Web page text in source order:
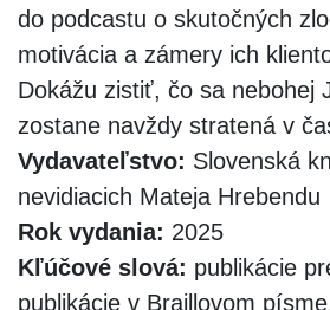
do podcastu o skutočných
motivácia a zámery ich
Dokážu zistiť, čo sa nebohej
zostane navždy stratená v
Vydavateľstvo: Slovenská
nevidiacich Mateja Hrebendu
Rok vydania: 2025
Kľúčové slová: publikácie
publikácie v Braillovom